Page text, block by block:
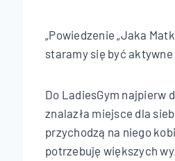
„Powiedzenie „Jaka
staramy się być
Do LadiesGym najpierw
znalazła miejsce dla
przychodzą na niego
potrzebuję większych